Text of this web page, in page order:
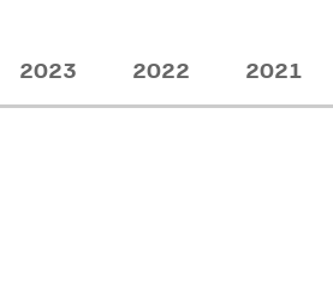
2023 2022 2021